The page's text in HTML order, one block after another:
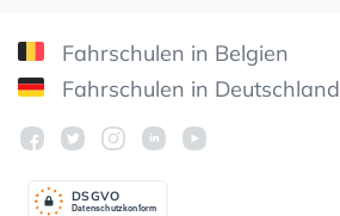
Fahrschulen in Belgien
Fahrschulen in Deutschland
Datenschutzkonform
DSGVO